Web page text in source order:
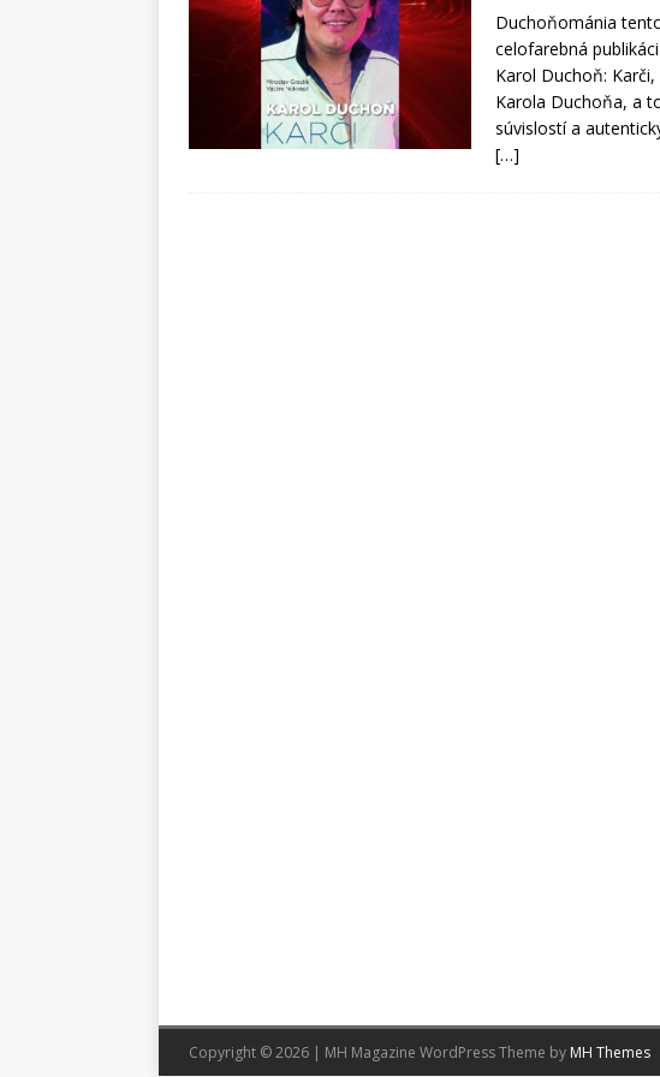
Duchoňománia
celofarebná
Karol Duchoň:
Karola Duchoňa, a
súvislostí a
[…]
Copyright © 2026 | MH Magazine WordPress Theme by MH Themes